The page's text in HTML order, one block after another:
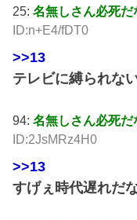
25:名無しさん必死だ
ID:n+E4/fDT0
>>13
テレビに縛られな
94:名無しさん必死だ
ID:2JsMRz4H0
>>13
すげぇ時代遅れだ